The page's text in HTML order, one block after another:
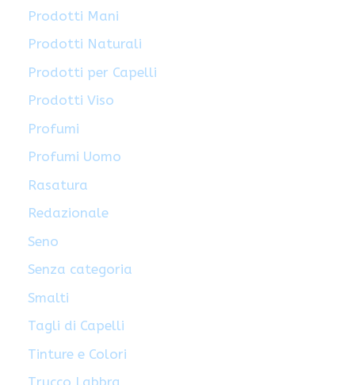
Prodotti Mani
Prodotti Naturali
Prodotti per Capelli
Prodotti Viso
Profumi
Profumi Uomo
Rasatura
Redazionale
Seno
Senza categoria
Smalti
Tagli di Capelli
Tinture e Colori